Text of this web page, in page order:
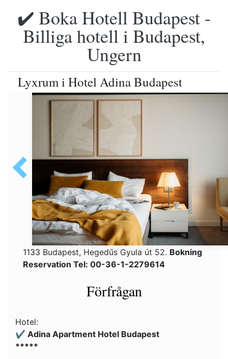
✔️ Boka Hotell Budapest -
Billiga hotell i Budapest,
Ungern
Lyxrum i Hotel Adina Budapest
1133 Budapest, Hegedűs Gyula út 52. Bokning
Reservation Tel: 00-36-1-2279614
Förfrågan
Hotel:
✔️ Adina Apartment Hotel Budapest
*****